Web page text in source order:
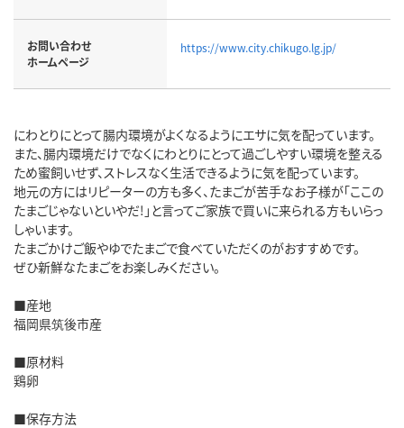
お問い合わせ
ホームページ
https://www.city.chikugo.lg.jp/
にわとりにとって腸内環境がよくなるようにエサに気を配っています。
また、腸内環境だけでなくにわとりにとって過ごしやすい環境を整える
ため蜜飼いせず、ストレスなく生活できるように気を配っています。
地元の方にはリピーターの方も多く、たまごが苦手なお子様が「ここの
たまごじゃないといやだ!」と言ってご家族で買いに来られる方もいらっ
しゃいます。
たまごかけご飯やゆでたまごで食べていただくのがおすすめです。
ぜひ新鮮なたまごをお楽しみください。
■産地
福岡県筑後市産
■原材料
鶏卵
■保存方法